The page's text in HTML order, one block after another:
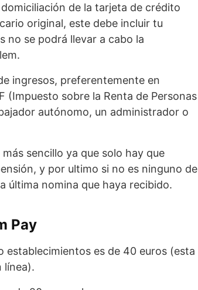
de la tarjeta de crédito
original, este debe incluir tu
no se podrá llevar a cabo la
ingresos, preferentemente en
(Impuesto sobre la Renta de Personas
autónomo, un administrador o
sencillo ya que solo hay que
y por ultimo si no es ninguno de
última nomina que haya recibido.
Pay
es de 40 euros (esta
línea).